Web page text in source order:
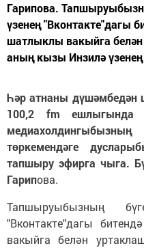
Гарипова.
үзенең "Вконтакте"дагы
шатлыклы вакыйга белән
аның кызы Инзилә үзенең
Һәр атнаны дүшәмбедән
100,2 fm ешлыгында
төркемендәге
тапшыру эфирга чыга.
Гарипова.
Тапшыруыбызның
"Вконтакте"дагы
вакыйга белән